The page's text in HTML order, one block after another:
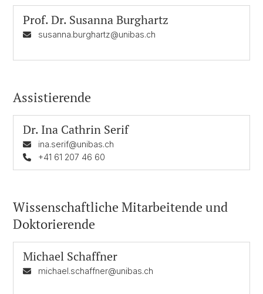
Prof. Dr. Susanna Burghartz
susanna.burghartz@unibas.ch
Assistierende
Dr. Ina Cathrin Serif
ina.serif@unibas.ch
+41 61 207 46 60
Wissenschaftliche Mitarbeitende und
Doktorierende
Michael Schaffner
michael.schaffner@unibas.ch